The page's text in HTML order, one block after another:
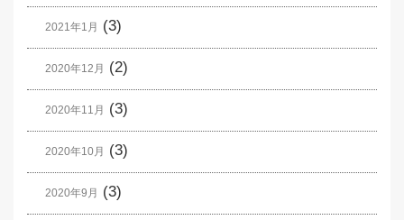
2021年1月 (3)
2020年12月 (2)
2020年11月 (3)
2020年10月 (3)
2020年9月 (3)